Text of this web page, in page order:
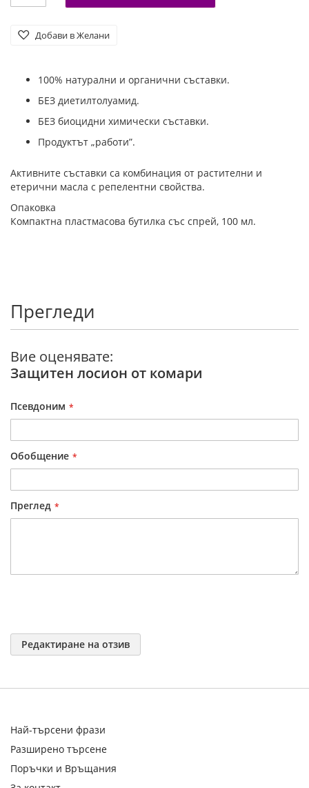
Добави в Желани
100% натурални и органични съставки.
БЕЗ диетилтолуамид.
БЕЗ биоцидни химически съставки.
Продуктът „работи”.
Активните съставки са комбинация от растителни и
етерични масла с репелентни свойства.
Опаковка
Компактна пластмасова бутилка със спрей, 100 мл.
Прегледи
Вие оценявате:
Защитен лосион от комари
Псевдоним
Обобщение
Преглед
Редактиране на отзив
Най-търсени фрази
Разширено търсене
Поръчки и Връщания